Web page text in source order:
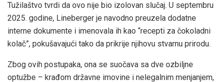
Tužilaštvo tvrdi da ovo nije bio izolovan slučaj. U septembru
2025. godine, Lineberger je navodno preuzela dodatne
interne dokumente i imenovala ih kao “recepti za čokoladni
kolač”, pokušavajući tako da prikrije njihovu stvarnu prirodu.
Zbog ovih postupaka, ona se suočava sa dve ozbiljne
optužbe – krađom državne imovine i nelegalnim menjanjem,